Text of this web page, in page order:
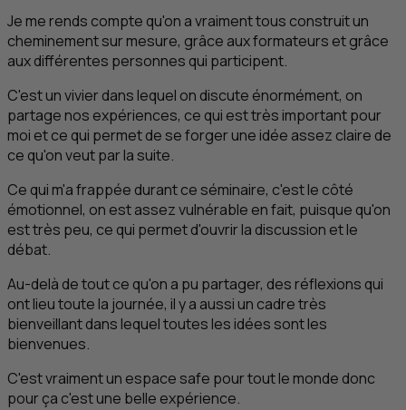
Je me rends compte qu'on a vraiment tous construit un
cheminement sur mesure, grâce aux formateurs et grâce
aux différentes personnes qui participent.
C'est un vivier dans lequel on discute énormément, on
partage nos expériences, ce qui est très important pour
moi et ce qui permet de se forger une idée assez claire de
ce qu'on veut par la suite.
Ce qui m'a frappée durant ce séminaire, c'est le côté
émotionnel, on est assez vulnérable en fait, puisque qu'on
est très peu, ce qui permet d'ouvrir la discussion et le
débat.
Au-delà de tout ce qu'on a pu partager, des réflexions qui
ont lieu toute la journée, il y a aussi un cadre très
bienveillant dans lequel toutes les idées sont les
bienvenues.
C'est vraiment un espace safe pour tout le monde donc
pour ça c'est une belle expérience.